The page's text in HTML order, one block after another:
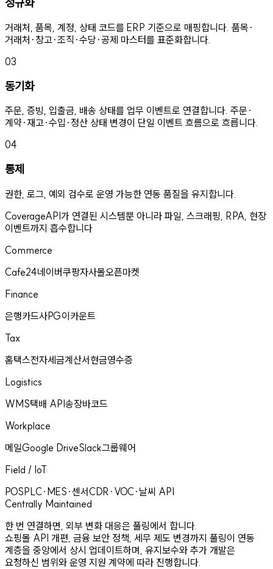
정규화
거래처, 품목, 계정, 상태 코드를 ERP 기준으로 매핑합니다. 품목·
거래처·창고·조직·수당·공제 마스터를 표준화합니다.
03
동기화
주문, 증빙, 입출금, 배송 상태를 업무 이벤트로 연결합니다. 주문·
계약·재고·수입·정산 상태 변경이 단일 이벤트 흐름으로 흐릅니다.
04
통제
권한, 로그, 예외 검수로 운영 가능한 연동 품질을 유지합니다.
CoverageAPI가 연결된 시스템뿐 아니라 파일, 스크래핑, RPA, 현장
이벤트까지 흡수합니다
Commerce
Cafe24네이버쿠팡자사몰오픈마켓
Finance
은행카드사PG이카운트
Tax
홈택스전자세금계산서현금영수증
Logistics
WMS택배 API송장바코드
Workplace
메일Google DriveSlack그룹웨어
Field / IoT
POSPLC·MES·센서CDR·VOC·날씨 API
Centrally Maintained
한 번 연결하면, 외부 변화 대응은 풀링에서 합니다.
쇼핑몰 API 개편, 금융 보안 정책, 세무 제도 변경까지 풀링이 연동
계층을 중앙에서 상시 업데이트하며, 유지보수와 추가 개발은
요청하신 범위와 운영 지원 계약에 따라 진행합니다.